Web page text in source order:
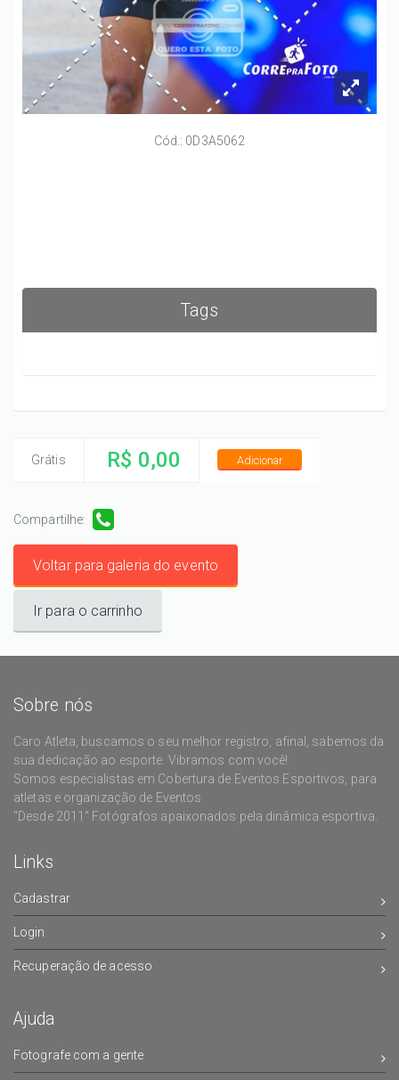
Cód.: 0D3A5062
Tags
Grátis R$ 0,00 Adicionar
Compartilhe:
Voltar para galeria do evento
Ir para o carrinho
Sobre nós
Caro Atleta, buscamos o seu melhor registro, afinal, sabemos da
sua dedicação ao esporte. Vibramos com você!
Somos especialistas em Cobertura de Eventos Esportivos, para
atletas e organização de Eventos
"Desde 2011" Fotógrafos apaixonados pela dinâmica esportiva.
Links
Cadastrar
Login
Recuperação de acesso
Ajuda
Fotografe com a gente